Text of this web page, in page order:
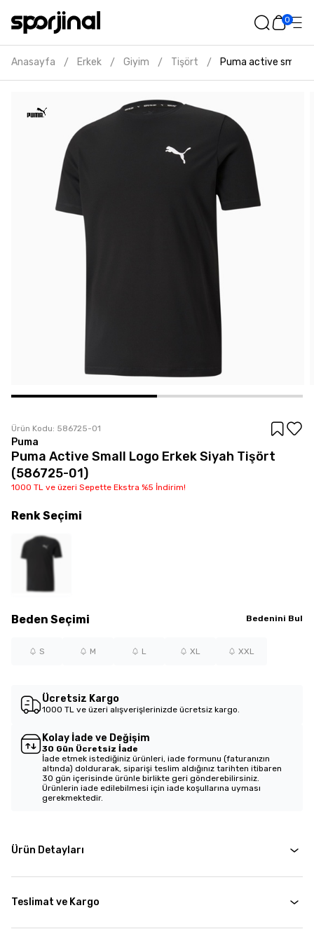
0
Anasayfa / Erkek / Giyim / Tişört / Puma active small
Ürün Kodu: 586725-01
Puma
Puma Active Small Logo Erkek Siyah Tişört
(586725-01)
1000 TL ve üzeri Sepette Ekstra %5 İndirim!
Beden Seçimi Bedenini Bul
S M L XL XXL
RenkSeçimi
Ücretsiz Kargo
1000 TL ve üzeri alışverişlerinizde ücretsiz kargo.
Kolay İade ve Değişim
30 Gün Ücretsiz İade
İade etmek istediğiniz ürünleri, iade formunu (faturanızın
altında) doldurarak, siparişi teslim aldığınız tarihten itibaren
30 gün içerisinde ürünle birlikte geri gönderebilirsiniz.
Ürünlerin iade edilebilmesi için iade koşullarına uyması
gerekmektedir.
Ürün Detayları
Teslimat ve Kargo